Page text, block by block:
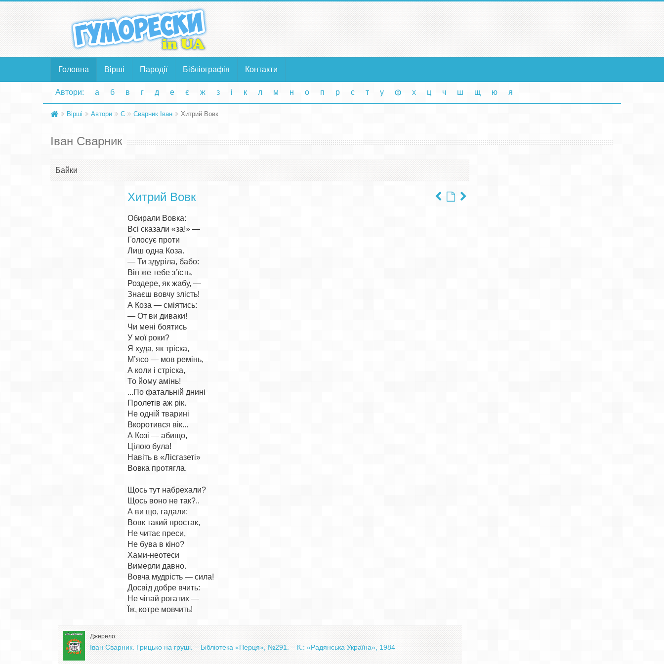
Головна Вірші Пародії Бібліографія Контакти
Автори: а б в г д е є ж з і к л м н о п р с т у ф х ц ч ш щ ю я
Вірші Автори С Сварник Іван Хитрий Вовк
Іван Сварник
Байки
Хитрий Вовк
Обирали Вовка:
Всі сказали «за!» —
Голосує проти
Лиш одна Коза.
— Ти здуріла, бабо:
Він же тебе з’їсть,
Роздере, як жабу, —
Знаєш вовчу злість!
А Коза — сміятись:
— От ви диваки!
Чи мені боятись
У мої роки?
Я худа, як тріска,
М’ясо — мов ремінь,
А коли і стріска,
То йому амінь!
...По фатальній днині
Пролетів аж рік.
Не одній тварині
Вкоротився вік...
А Козі — абищо,
Цілою була!
Навіть в «Лісгазеті»
Вовка протягла.
Щось тут набрехали?
Щось воно не так?..
А ви що, гадали:
Вовк такий простак,
Не читає преси,
Не бува в кіно?
Хами-неотеси
Вимерли давно.
Вовча мудрість — сила!
Досвід добре вчить:
Не чіпай рогатих —
Джерело:
Іван Сварник. Грицько на груші. – Бібліотека «Перця», №291. – К.: «Радянська Україна», 1984